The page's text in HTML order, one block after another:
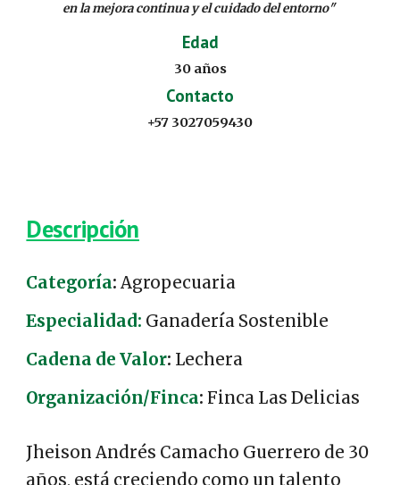
en la mejora continua y el cuidado del entorno"
Edad
30años
Contacto
+57 3027059430
Descripción
Categoría:Agropecuaria
Especialidad: Ganadería Sostenible
Cadena de Valor: Lechera
Organización/Finca: Finca Las Delicias
Jheison Andrés Camacho Guerrero de 30
años, está creciendo como un talento